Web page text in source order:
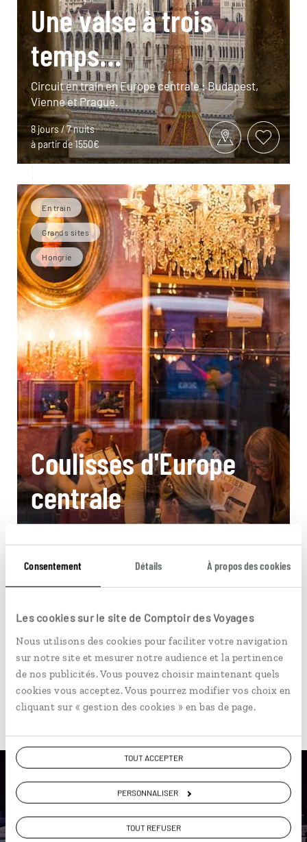
Consentement Détails À propos des cookies
Les cookies sur le site de Comptoir des Voyages
Nous utilisons des cookies pour faciliter votre navigation
sur notre site et mesurer notre audience et la pertinence
de nos publicités. Vous pouvez choisir maintenant quels
cookies vous acceptez. Vous pourrez modifier vos choix en
cliquant sur « gestion des cookies » en bas de page.
TOUT ACCEPTER
PERSONNALISER
TOUT REFUSER
Une valse à trois
temps...
Circuit en train en Europe centrale : Budapest,
Vienne et Prague.
8 jours / 7 nuits
à partir de 1550€
En train
Grands sites
Hongrie
Coulisses d'Europe
centrale
Circuit en train à Budapest, Vienne, Prague, Brno
et Bratislava.
10 jours / 9 nuits
à partir de 1750€
Pour aller plus loin
Nos 12 idées de voyage